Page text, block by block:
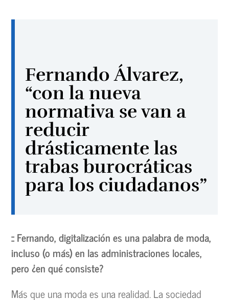
Fernando Álvarez,
“con la nueva
normativa se van a
reducir
drásticamente las
trabas burocráticas
para los ciudadanos”
:: Fernando, digitalización es una palabra de moda,
incluso (o más) en las administraciones locales,
pero ¿en qué consiste?
Más que una moda es una realidad. La sociedad